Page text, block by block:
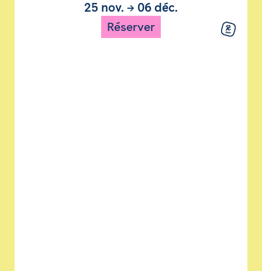
25 nov. → 06 déc.
Réserver